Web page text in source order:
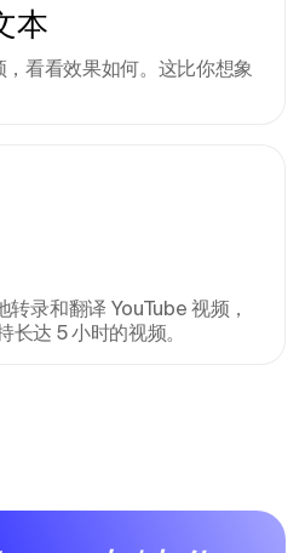
本
看看效果如何。这比你想象
录和翻译 YouTube 视频，
长达 5 小时的视频。